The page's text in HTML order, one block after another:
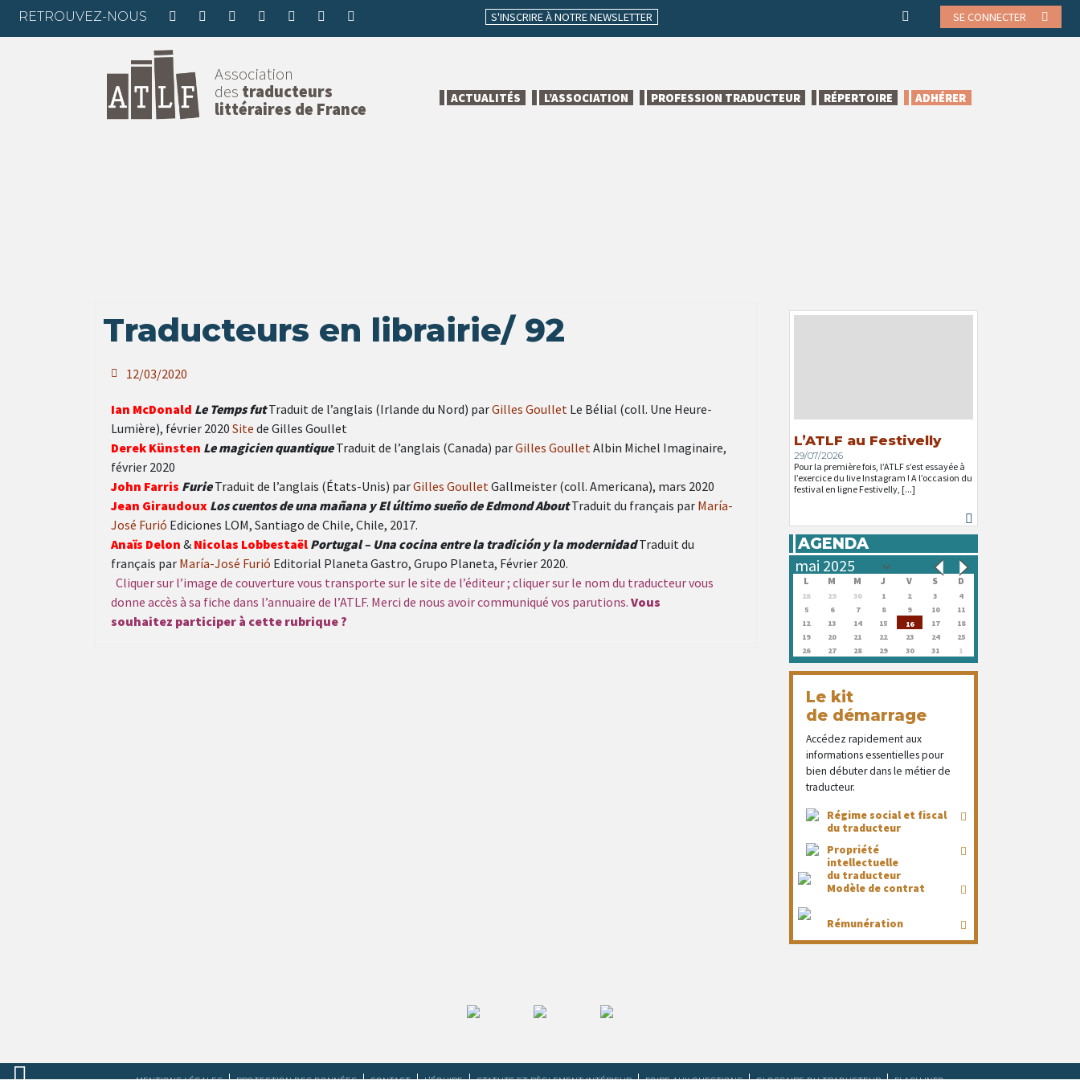
RETROUVEZ-NOUS S'INSCRIRE À NOTRE NEWSLETTER SE CONNECTER
Association
des traducteurs
littéraires de France
ACTUALITÉS L’ASSOCIATION PROFESSION TRADUCTEUR RÉPERTOIRE ADHÉRER
Traducteurs en librairie/ 92
12/03/2020
Ian McDonald Le Temps futTraduit de l’anglais (Irlande du Nord) parGilles Goullet Le Bélial (coll. Une Heure-
Lumière), février 2020 Site de Gilles Goullet
Derek Künsten Le magicien quantiqueTraduit de l’anglais (Canada) parGilles GoulletAlbin Michel Imaginaire,
février 2020
John Farris FurieTraduit de l’anglais (États-Unis) parGilles GoulletGallmeister (coll. Americana), mars 2020
Jean Giraudoux Los cuentos de una mañana y El último sueño de Edmond AboutTraduit du français par María-
José Furió Ediciones LOM, Santiago de Chile, Chile, 2017.
Anaïs Delon & Nicolas Lobbestaël Portugal – Una cocina entre la tradición y la modernidadTraduit du
français par María-José Furió Editorial Planeta Gastro, Grupo Planeta, Février 2020.
Cliquer sur l’image de couverture vous transporte sur le site de l’éditeur ; cliquer sur le nom du traducteur vous
donne accès à sa fiche dans l’annuaire de l’ATLF. Merci de nous avoir communiqué vos parutions. Vous
souhaitez participer à cette rubrique ?
L’ATLF au Festivelly
29/07/2026
Pour la première fois, l’ATLF s’est essayée à
l’exercice du live Instagram ! A l’occasion du
festival en ligne Festivelly, [...]
AGENDA
L M M J V S D
28 29 30 1 2 3
4
5
6 7 8 9 10
11
12
13 14 15 16 17
18
19
20 21 22 23 24
25
26
27 28 29 30 31 1
Le kit
de démarrage
Accédez rapidement aux
informations essentielles pour
bien débuter dans le métier de
traducteur.
Régime social et fiscal
du traducteur
Propriété
intellectuelle
du traducteur
Modèle de contrat
Rémunération